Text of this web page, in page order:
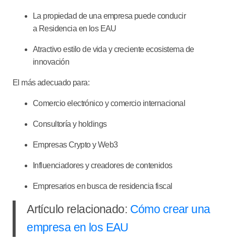
La propiedad de una empresa puede conducir
a Residencia en los EAU
Atractivo estilo de vida y creciente ecosistema de
innovación
El más adecuado para:
Comercio electrónico y comercio internacional
Consultoría y holdings
Empresas Crypto y Web3
Influenciadores y creadores de contenidos
Empresarios en busca de residencia fiscal
Artículo relacionado: Cómo crear una
empresa en los EAU